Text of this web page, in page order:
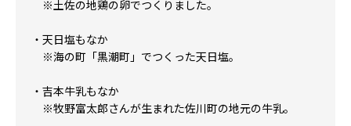
※土佐の地鶏の卵でつくりました。
・天日塩もなか
※海の町「黒潮町」でつくった天日塩。
・吉本牛乳もなか
※牧野富太郎さんが生まれた佐川町の地元の牛乳。